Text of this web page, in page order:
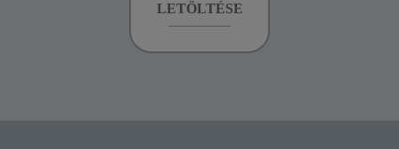
LETÖLTÉSE